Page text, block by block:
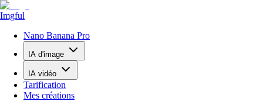
Imgful
Nano Banana Pro
IA d'image
IA vidéo
Tarification
Mes créations